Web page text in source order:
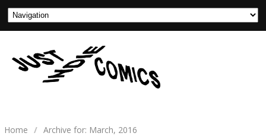
Home / Archive for: March, 2016